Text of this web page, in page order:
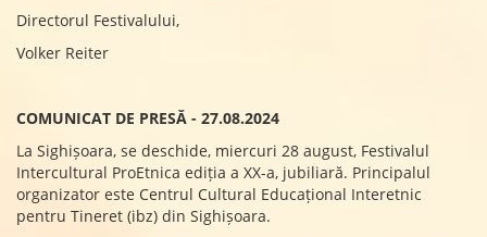
Directorul Festivalului,
Volker Reiter
COMUNICAT DE PRESĂ - 27.08.2024
La Sighișoara, se deschide, miercuri 28 august, Festivalul
Intercultural ProEtnica ediția a XX-a, jubiliară. Principalul
organizator este Centrul Cultural Educațional Interetnic
pentru Tineret (ibz) din Sighișoara.